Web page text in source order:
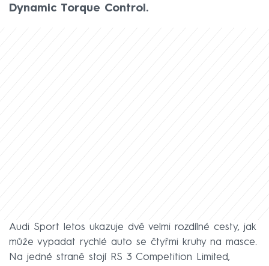
Dynamic Torque Control.
Audi Sport letos ukazuje dvě velmi rozdílné cesty, jak
může vypadat rychlé auto se čtyřmi kruhy na masce.
Na jedné straně stojí RS 3 Competition Limited,